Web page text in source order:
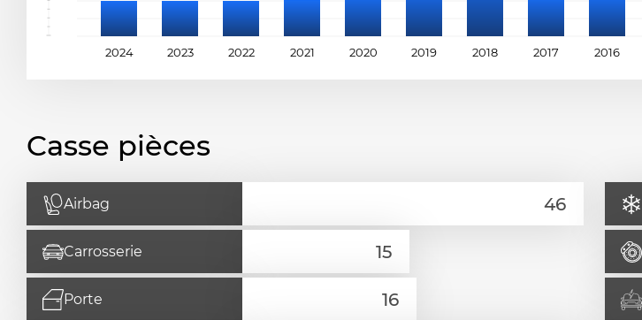
2024 2023 2022 2021 2020 2019 2018 2017 2016
Casse pièces
Airbag
Carrosserie
Porte